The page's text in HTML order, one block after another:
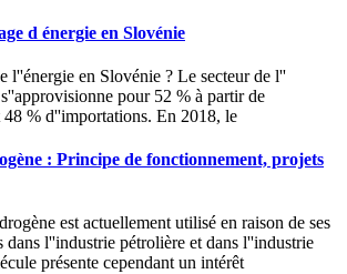
d énergie en Slovénie
l''énergie en Slovénie ? Le secteur de l''
pour 52 % à partir de
48 % d''importations. En 2018, le
: Principe de fonctionnement, projets
est actuellement utilisé en raison de ses
dans l''industrie pétrolière et dans l''industrie
présente cependant un intérêt